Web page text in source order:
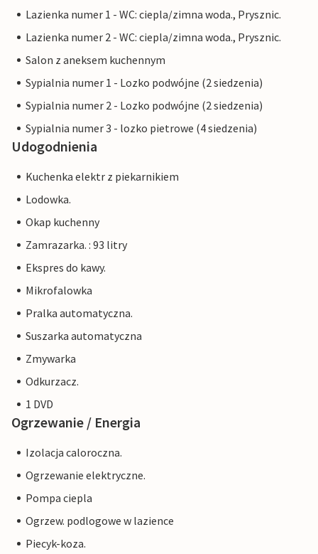
Lazienka numer 1 - WC: ciepla/zimna woda., Prysznic.
Lazienka numer 2 - WC: ciepla/zimna woda., Prysznic.
Salon z aneksem kuchennym
Sypialnia numer 1 - Lozko podwójne (2 siedzenia)
Sypialnia numer 2 - Lozko podwójne (2 siedzenia)
Sypialnia numer 3 - lozko pietrowe (4 siedzenia)
Udogodnienia
Kuchenka elektr z piekarnikiem
Lodowka.
Okap kuchenny
Zamrazarka. : 93 litry
Ekspres do kawy.
Mikrofalowka
Pralka automatyczna.
Suszarka automatyczna
Zmywarka
Odkurzacz.
1 DVD
Ogrzewanie / Energia
Izolacja caloroczna.
Ogrzewanie elektryczne.
Pompa ciepla
Ogrzew. podlogowe w lazience
Piecyk-koza.